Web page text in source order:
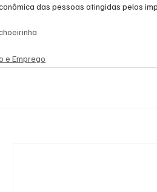
das pessoas atingidas pelos
e Emprego